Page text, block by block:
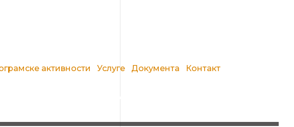
активности Услуге Документа Контакт